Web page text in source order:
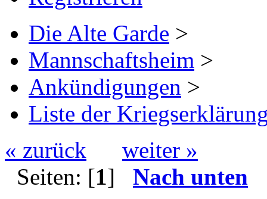
Die Alte Garde >
Mannschaftsheim >
Ankündigungen >
Liste der
« zurück
weiter »
Seiten: [1] Nach unten